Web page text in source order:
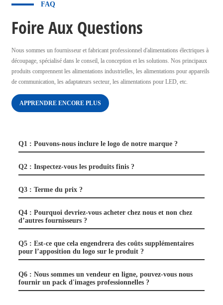
FAQ
Foire Aux Questions
Nous sommes un fournisseur et fabricant professionnel d'alimentations électriques à
découpage, spécialisé dans le conseil, la conception et les solutions. Nos principaux
produits comprennent les alimentations industrielles, les alimentations pour appareils
de communication, les adaptateurs secteur, les alimentations pour LED, etc.
APPRENDRE ENCORE PLUS
Q1 : Pouvons-nous inclure le logo de notre marque ?
Q2 : Inspectez-vous les produits finis ?
Q3 : Terme du prix ?
Q4 : Pourquoi devriez-vous acheter chez nous et non chez
d’autres fournisseurs ?
Q5 : Est-ce que cela engendrera des coûts supplémentaires
pour l’apposition du logo sur le produit ?
Q6 : Nous sommes un vendeur en ligne, pouvez-vous nous
fournir un pack d'images professionnelles ?